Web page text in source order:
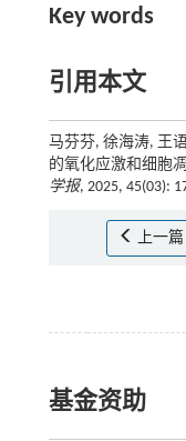
Key words
引用本文
马芬芬, 徐海涛, 王
的氧化应激和细胞
学报, 2025, 45(03):
上一篇
基金资助